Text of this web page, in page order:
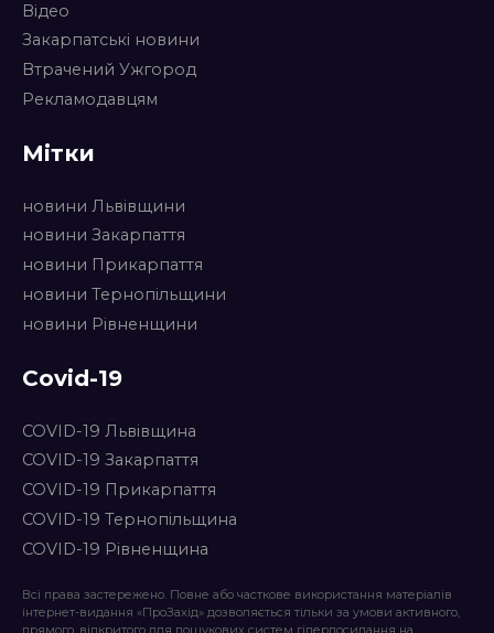
Відео
Закарпатські новини
Втрачений Ужгород
Рекламодавцям
Мітки
новини Львівщини
новини Закарпаття
новини Прикарпаття
новини Тернопільщини
новини Рівненщини
Covid-19
COVID-19 Львівщина
COVID-19 Закарпаття
COVID-19 Прикарпаття
COVID-19 Тернопільщина
COVID-19 Рівненщина
Всі права застережено. Повне або часткове використання матеріалів
інтернет-видання «ПроЗахід» дозволяється тільки за умови активного,